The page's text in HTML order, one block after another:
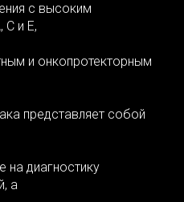
с высоким
С и Е,
и онкопротекторным
представляет собой
на диагностику
а